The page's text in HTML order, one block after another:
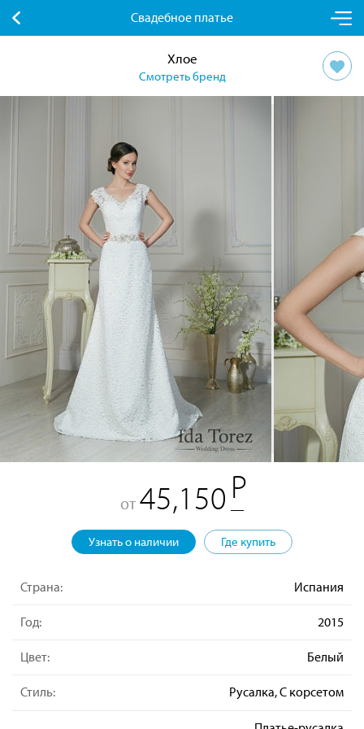
Свадебное платье
Хлое
Смотреть бренд
от 45,150
Узнать о наличии Где купить
Страна: Испания
Год: 2015
Цвет: Белый
Стиль: Русалка, С корсетом